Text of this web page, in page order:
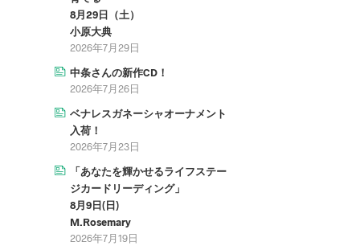
8月29日（土）
小原大典
2026年7月29日
中条さんの新作CD！
2026年7月26日
ベナレスガネーシャオーナメント
入荷！
2026年7月23日
「あなたを輝かせるライフステー
ジカードリーディング」
8月9日(日)
M.Rosemary
2026年7月19日